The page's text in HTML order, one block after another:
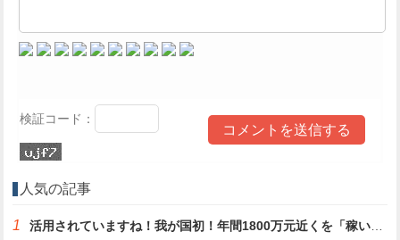
検証コード：
人気の記事
1 活用されていますね！我が国初！年間1800万元近くを「稼いだ」